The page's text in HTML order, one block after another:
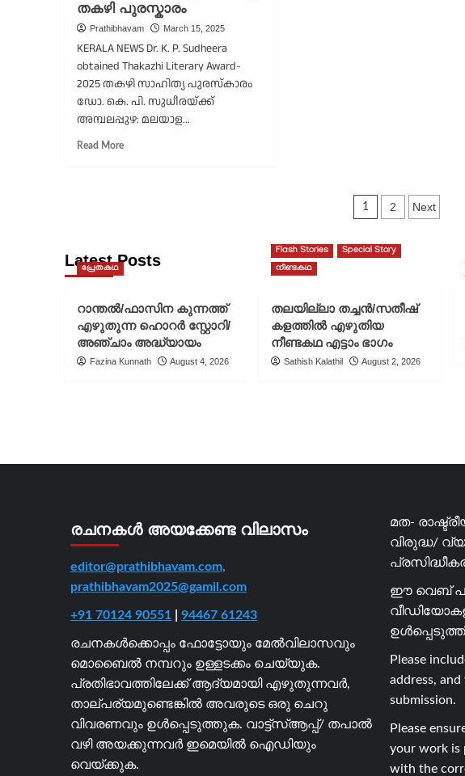
പുരുഷാധിപത്യ
വ്യവസ്ഥകളുടെയും
അസാധാരണ
പുസ്തകം:
മാക്‌സ്
പോർട്ടർ
തകഴി പുരസ്കാരം
Prathibhavam March 15, 2025
KERALA NEWS Dr. K. P. Sudheera
obtained Thakazhi Literary Award-
2025 തകഴി സാഹിത്യ പുരസ്കാരം
ഡോ. കെ. പി. സുധീരയ്ക്ക്
അമ്പലപ്പുഴ: മലയാള...
Read MoreRead
പുരസ്കാരം
Posts
1 2 Next
Latest Posts
പ്രേതകഥ
റാന്തൽ/ഫാസിന കുന്നത്ത്
എഴുതുന്ന ഹൊറർ സ്റ്റോറി/
അഞ്ചാം അദ്ധ്യായം
Fazina Kunnath August 4, 2026
Flash Stories
Special Story
നീണ്ടകഥ
തലയില്ലാ തച്ചൻ/സതീഷ്
കളത്തിൽ എഴുതിയ
നീണ്ടകഥ എട്ടാം ഭാഗം
Sathish Kalathil August 2, 2026
രചനകൾ അയക്കേണ്ട വിലാസം
editor@prathibhavam.com,
prathibhavam2025@gamil.com
+91 70124 90551 94467 61243
രചനകൾക്കൊപ്പം ഫോട്ടോയും മേൽവിലാസവും
മൊബൈൽ നമ്പറും ഉള്ളടക്കം ചെയ്യുക.
പ്രതിഭാവത്തിലേക്ക് ആദ്യമായി എഴുതുന്നവർ,
താല്പര്യമുണ്ടെങ്കിൽ അവരുടെ ഒരു ചെറു
വിവരണവും ഉൾപ്പെടുത്തുക. വാട്ട്സ്ആപ്പ്/ തപാൽ
വഴി അയക്കുന്നവർ ഇമെയിൽ ഐഡിയും
വെയ്ക്കുക.
മത-
വിരുദ്ധ/
ഈ വെബ്
Please
address,
submission.
Please
your work is
with the